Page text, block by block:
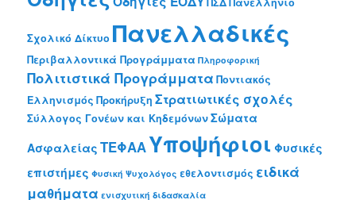
Σχολικό Δίκτυο Πανελλαδικές
Περιβαλλοντικά Προγράμματα Πληροφορική
Πολιτιστικά Προγράμματα Ποντιακός
Ελληνισμός Προκήρυξη Στρατιωτικές σχολές
Σύλλογος Γονέων και ΚηδεμόνωνΣώματα
Ασφαλείας ΤΕΦΑΑΥποψήφιοι Φυσικές
επιστήμες Φυσική Ψυχολόγος εθελοντισμός ειδικά
μαθήματα ενισχυτική διδασκαλία